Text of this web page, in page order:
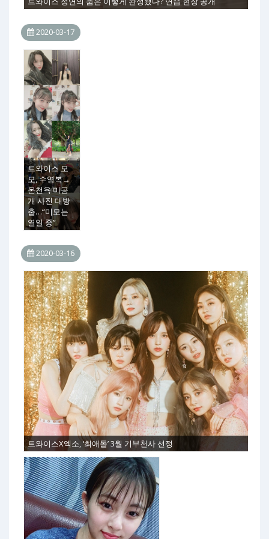
2020-03-17
트와이스 모
모, 수영복→
온천욕 미공
개 사진 대방
출…“미모는
열일 중”
2020-03-16
트와이스X엑소, ‘최애돌’ 3월 기부천사 선정